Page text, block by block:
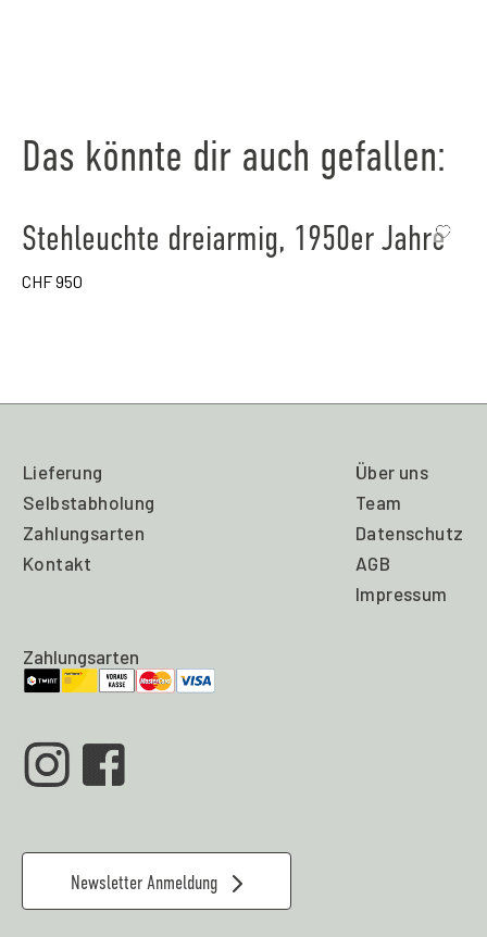
Das könnte dir auch gefallen:
Stehleuchte dreiarmig, 1950er Jahre
CHF950
Lieferung
Selbstabholung
Zahlungsarten
Kontakt
Über uns
Team
Datenschutz
AGB
Impressum
Zahlungsarten
Newsletter Anmeldung